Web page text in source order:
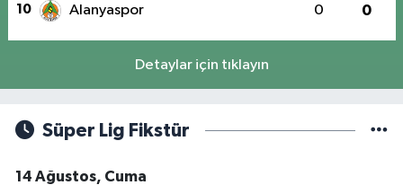
10 Alanyaspor 0 0
Detaylar için tıklayın
Süper Lig Fikstür
14 Ağustos, Cuma